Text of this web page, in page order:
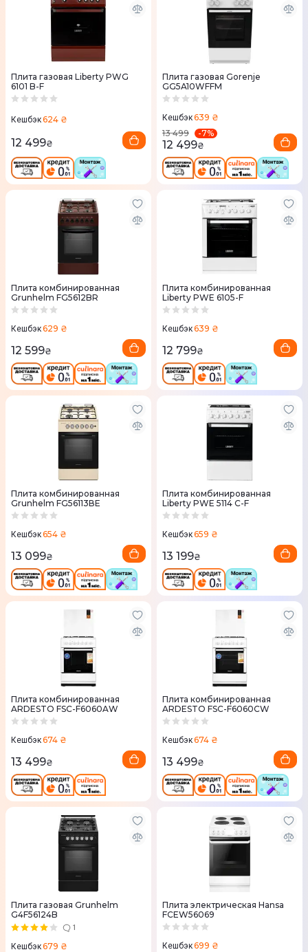
Плита газовая Liberty PWG
6101 B-F
Кешбэк624 ₴
12 499₴
Плита газовая Gorenje
GG5A10WFFM
Кешбэк639 ₴
13 499
-7%
12 499₴
Плита комбинированная
Grunhelm FG5612BR
Кешбэк629 ₴
12 599₴
Плита комбинированная
Liberty PWE 6105-F
Кешбэк639 ₴
12 799₴
Плита комбинированная
Grunhelm FG56113ВЕ
Кешбэк654 ₴
13 099₴
Плита комбинированная
Liberty PWE 5114 C-F
Кешбэк659 ₴
13 199₴
Плита комбинированная
ARDESTO FSC-F6060AW
Кешбэк674 ₴
13 499₴
Плита комбинированная
ARDESTO FSC-F6060CW
Кешбэк674 ₴
13 499₴
Плита газовая Grunhelm
G4F56124B
1
Кешбэк679 ₴
Плита электрическая Hansa
FCEW56069
Кешбэк699 ₴